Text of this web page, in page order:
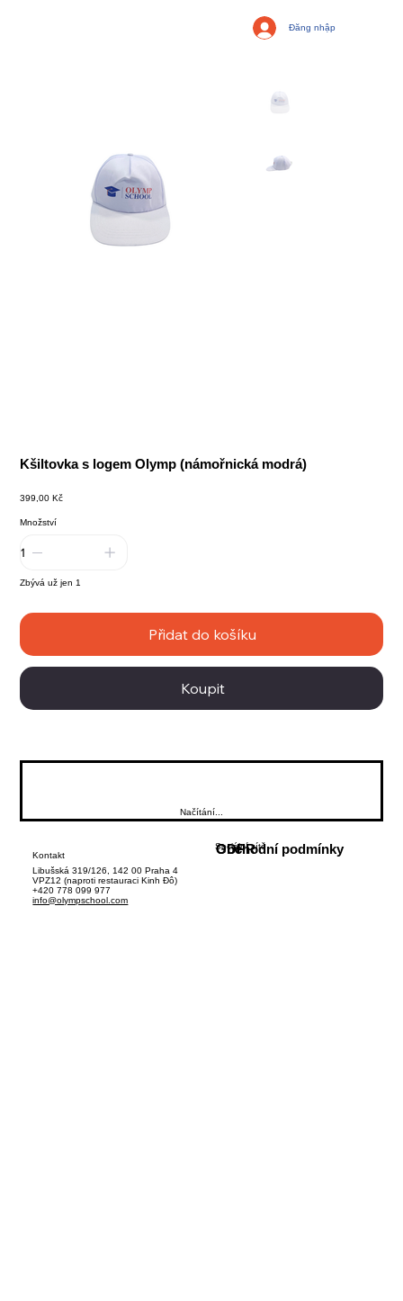
Đăng nhập
Kšiltovka s logem Olymp (námořnická modrá)
Cena
399,00 Kč
Množství
Zbývá už jen 1
Přidat do košíku
Koupit
Načítání...
Sociální sítě
GDPR
Obchodní podmínky
Kontakt
Libušská 319/126, 142 00 Praha 4
VPZ12 (naproti restauraci Kinh Đô)
+420 778 099 977
info@olympschool.com